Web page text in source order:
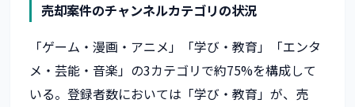
売却案件のチャンネルカテゴリの状況
「ゲーム・漫画・アニメ」「学び・教育」「エンタ
メ・芸能・音楽」の3カテゴリで約75%を構成して
いる。登録者数においては「学び・教育」が、売